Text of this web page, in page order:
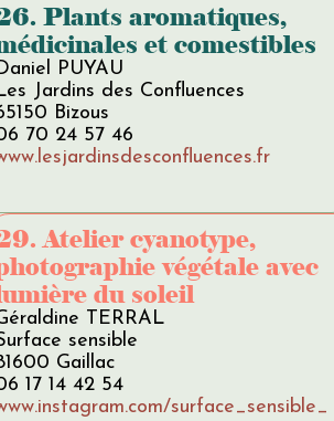
Plants aromatiques,
et comestibles
PUYAU
Jardins des Confluences
Bizous
70 24 57 46
Atelier cyanotype,
végétale avec
du soleil
TERRAL
sensible
Gaillac
17 14 42 54
surface_sensible_